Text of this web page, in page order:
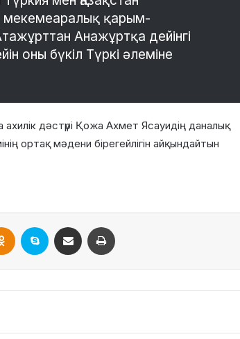
мекемеаралық қарым-
Анажұртқа дейінгі
оны бүкіл Түркі әлеміне
ахилік дәстүрі Қожа Ахмет Ясауидің даналық
ортақ мәдени бірегейлігін айқындайтын